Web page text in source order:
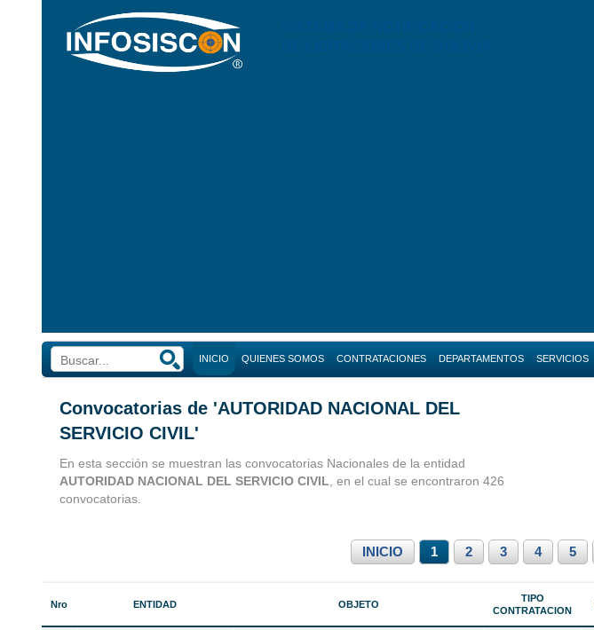
INICIO QUIENES SOMOS CONTRATACIONES
Consultorias Perú
DEPARTAMENTOS
Apurímac
Arequipa
Cajamarca
SERVICIOS
Convocatorias de 'AUTORIDAD NACIONAL DEL
SERVICIO CIVIL'
En esta sección se muestran las convocatorias Nacionales de la entidad
AUTORIDAD NACIONAL DEL SERVICIO CIVIL , en el cual se encontraron 426
convocatorias.
INICIO 1 2 3 4 5
Nro ENTIDAD OBJETO
TIPO
CONTRATACION